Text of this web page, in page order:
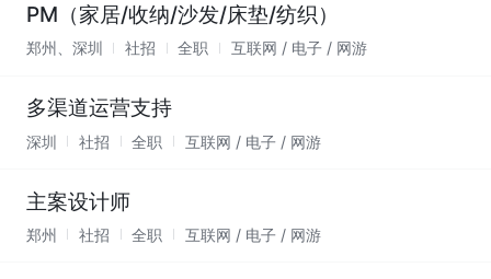
PM（家居/收纳/沙发/床垫/纺织）
郑州、深圳 社招 全职 互联网 / 电子 / 网游
多渠道运营支持
深圳 社招 全职 互联网 / 电子 / 网游
主案设计师
郑州 社招 全职 互联网 / 电子 / 网游